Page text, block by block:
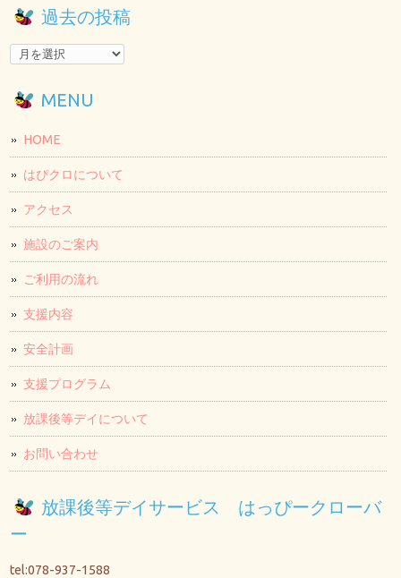
過去の投稿
MENU
HOME
はぴクロについて
アクセス
施設のご案内
ご利用の流れ
支援内容
安全計画
支援プログラム
放課後等デイについて
お問い合わせ
放課後等デイサービス はっぴークローバ
ー
tel:078-937-1588